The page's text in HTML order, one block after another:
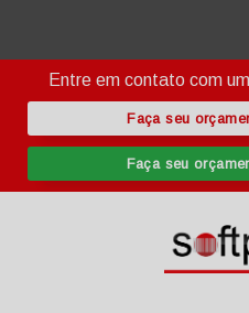
Entre em contato com
Faça seu
Faça seu